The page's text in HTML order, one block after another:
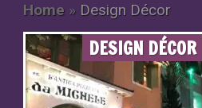
Home » Design Décor
DESIGN DÉCOR